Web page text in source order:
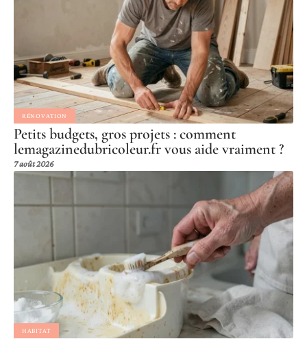
RÉNOVATION
Petits budgets, gros projets : comment
lemagazinedubricoleur.fr vous aide vraiment ?
7 août 2026
HABITAT